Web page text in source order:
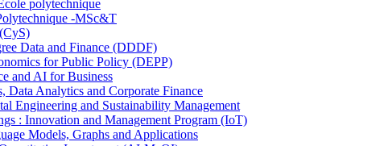
polytechnique
-MSc&T
Data and Finance (DDDF)
for Public Policy (DEPP)
and AI for Business
Analytics and Corporate Finance
Engineering and Sustainability Management
: Innovation and Management Program (IoT)
Models, Graphs and Applications